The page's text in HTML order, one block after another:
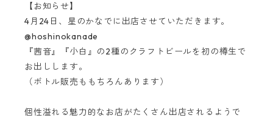
【お知らせ】
4月24日、星のかなでに出店させていただきます。
@hoshinokanade
『茜音』『小白』の2種のクラフトビールを初の樽生で
お出しします。
（ボトル販売ももちろんあります）
個性溢れる魅力的なお店がたくさん出店されるようで